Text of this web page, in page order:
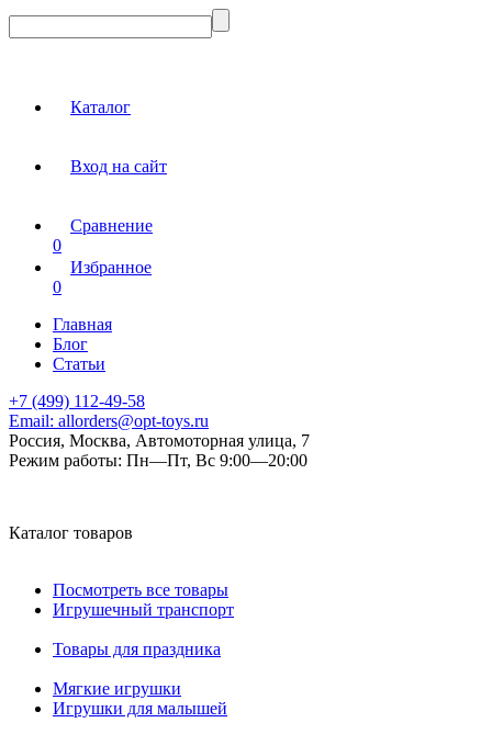
Каталог
Вход на сайт
Сравнение
0
Избранное
0
Главная
Блог
Статьи
+7 (499) 112-49-58
Email: allorders@opt-toys.ru
Россия, Москва, Автомоторная улица, 7
Режим работы: Пн—Пт, Вс 9:00—20:00
Каталог товаров
Посмотреть все товары
Игрушечный транспорт
Товары для праздника
Мягкие игрушки
Игрушки для малышей